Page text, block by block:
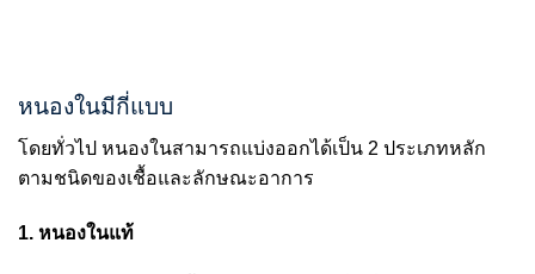
หนองในมีกี่แบบ
โดยทั่วไป หนองในสามารถแบ่งออกได้เป็น 2 ประเภทหลัก
ตามชนิดของเชื้อและลักษณะอาการ
1. หนองในแท้